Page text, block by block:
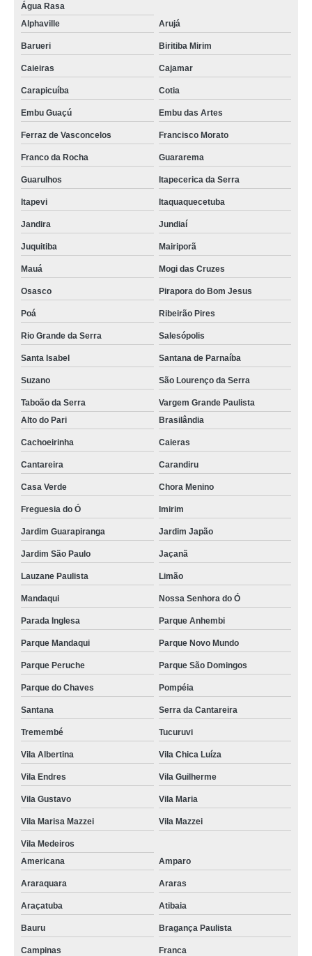
Água Rasa
Alphaville
Arujá
Barueri Biritiba Mirim
Caieiras Cajamar
Carapicuíba Cotia
Embu Guaçú Embu das Artes
Ferraz de Vasconcelos Francisco Morato
Franco da Rocha Guararema
Guarulhos Itapecerica da Serra
Itapevi Itaquaquecetuba
Jandira Jundiaí
Juquitiba Mairiporã
Mauá Mogi das Cruzes
Osasco Pirapora do Bom Jesus
Poá Ribeirão Pires
Rio Grande da Serra Salesópolis
Santa Isabel Santana de Parnaíba
Suzano São Lourenço da Serra
Taboão da Serra
Vargem Grande Paulista
Alto do Pari
Brasilândia
Cachoeirinha Caieras
Cantareira Carandiru
Casa Verde Chora Menino
Freguesia do Ó Imirim
Jardim Guarapiranga Jardim Japão
Jardim São Paulo Jaçanã
Lauzane Paulista Limão
Mandaqui Nossa Senhora do Ó
Parada Inglesa Parque Anhembi
Parque Mandaqui Parque Novo Mundo
Parque Peruche Parque São Domingos
Parque do Chaves Pompéia
Santana Serra da Cantareira
Tremembé Tucuruvi
Vila Albertina Vila Chica Luíza
Vila Endres Vila Guilherme
Vila Gustavo Vila Maria
Vila Marisa Mazzei Vila Mazzei
Vila Medeiros
Americana
Amparo
Araraquara Araras
Araçatuba Atibaia
Bauru Bragança Paulista
Campinas Franca